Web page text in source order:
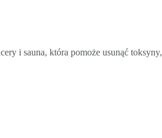
i sauna, która pomoże usunąć toksyny,